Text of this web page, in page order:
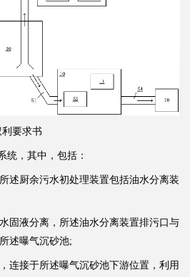
要求书
，其中，包括：
厨余污水初处理装置包括油水分离装
液分离，所述油水分离装置排污口与
述曝气沉砂池;
接于所述曝气沉砂池下游位置，利用